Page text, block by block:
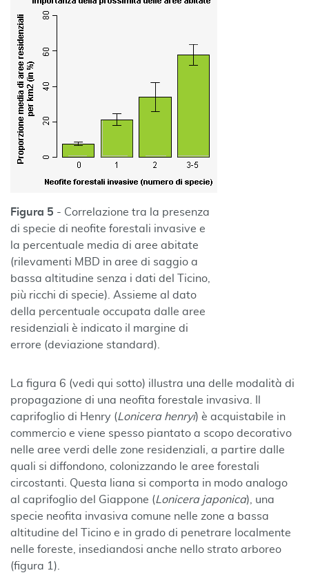
Figura 5 - Correlazione tra la presenza
di specie di neofite forestali invasive e
la percentuale media di aree abitate
(rilevamenti MBD in aree di saggio a
bassa altitudine senza i dati del Ticino,
più ricchi di specie). Assieme al dato
della percentuale occupata dalle aree
residenziali è indicato il margine di
errore (deviazione standard).
La figura 6 (vedi qui sotto) illustra una delle modalità di
propagazione di una neofita forestale invasiva. Il
caprifoglio di Henry (Lonicera henryi) è acquistabile in
commercio e viene spesso piantato a scopo decorativo
nelle aree verdi delle zone residenziali, a partire dalle
quali si diffondono, colonizzando le aree forestali
circostanti. Questa liana si comporta in modo analogo
al caprifoglio del Giappone (Lonicera japonica), una
specie neofita invasiva comune nelle zone a bassa
altitudine del Ticino e in grado di penetrare localmente
nelle foreste, insediandosi anche nello strato arboreo
(figura 1).